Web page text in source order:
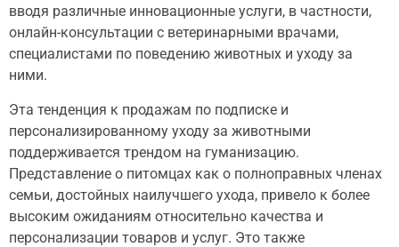
вводя различные инновационные услуги, в частности,
онлайн-консультации с ветеринарными врачами,
специалистами по поведению животных и уходу за
ними.
Эта тенденция к продажам по подписке и
персонализированному уходу за животными
поддерживается трендом на гуманизацию.
Представление о питомцах как о полноправных членах
семьи, достойных наилучшего ухода, привело к более
высоким ожиданиям относительно качества и
персонализации товаров и услуг. Это также